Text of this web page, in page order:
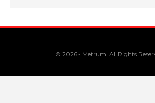
© 2026 - Metrum. All Rights